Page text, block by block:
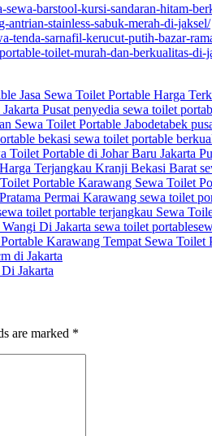
sewa-barstool-kursi-sandaran-hitam-
antrian-stainless-sabuk-merah-di-jaksel/
tenda-sarnafil-kerucut-putih-bazar-
toilet-murah-dan-berkualitas-di-
Jasa Sewa Toilet Portable Harga
Pusat penyedia sewa toilet
Sewa Toilet Portable Jabodetabek
bekasi sewa toilet portable
Toilet Portable di Johar Baru Jakarta
Terjangkau Kranji Bekasi Barat
Portable Karawang Sewa Toilet
Permai Karawang sewa toilet
toilet portable terjangkau Sewa
Di Jakarta sewa toilet
Karawang Tempat Sewa Toilet
di Jakarta
Jakarta
are marked *